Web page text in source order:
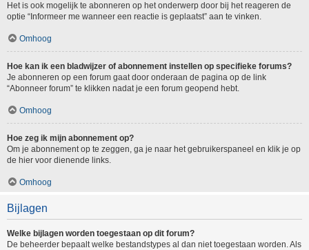
Het is ook mogelijk te abonneren op het onderwerp door bij het reageren de
optie “Informeer me wanneer een reactie is geplaatst” aan te vinken.
Omhoog
Hoe kan ik een bladwijzer of abonnement instellen op specifieke forums?
Je abonneren op een forum gaat door onderaan de pagina op de link
“Abonneer forum” te klikken nadat je een forum geopend hebt.
Omhoog
Hoe zeg ik mijn abonnement op?
Om je abonnement op te zeggen, ga je naar het gebruikerspaneel en klik je op
de hier voor dienende links.
Omhoog
Bijlagen
Welke bijlagen worden toegestaan op dit forum?
De beheerder bepaalt welke bestandstypes al dan niet toegestaan worden. Als